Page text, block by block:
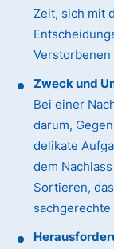
Zeit, sich mit
Zweck und
Bei einer
darum,
delikate
dem
Sortieren,